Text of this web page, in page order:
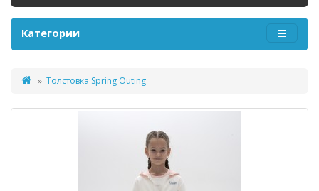
Категории
Толстовка Spring Outing